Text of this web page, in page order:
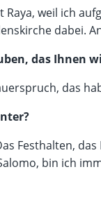
weil ich
dabei.
das Ihnen
das
Festhalten,
bin ich